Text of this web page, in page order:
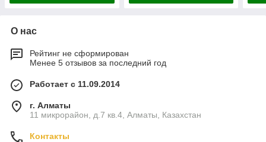
О нас
Рейтинг не сформирован
Менее 5 отзывов за последний год
Работает с 11.09.2014
г. Алматы
11 микрорайон, д.7 кв.4, Алматы, Казахстан
Контакты